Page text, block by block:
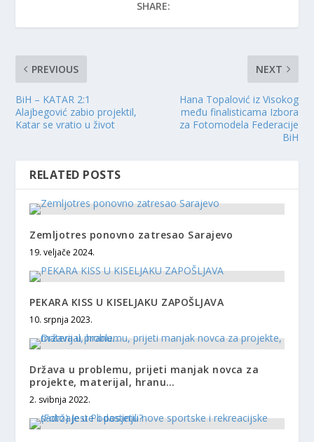
SHARE:
PREVIOUS
BiH – KATAR 2:1
Alajbegović zabio projektil,
Katar se vratio u život
NEXT
Hana Topalović iz Visokog
među finalisticama Izbora
za Fotomodela Federacije
BiH
RELATED POSTS
Zemljotres ponovno zatresao Sarajevo
19. veljače 2024.
PEKARA KISS U KISELJAKU ZAPOŠLJAVA
10. srpnja 2023.
Država u problemu, prijeti manjak novca za
projekte, materijal, hranu…
2. svibnja 2022.